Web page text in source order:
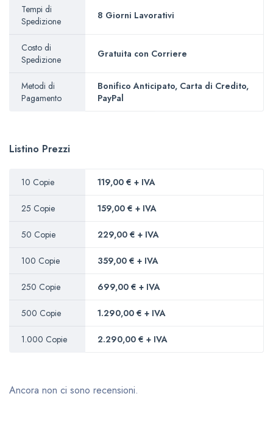
Tempi di
Spedizione
8 Giorni Lavorativi
Costo di
Spedizione
Gratuita con Corriere
Metodi di
Pagamento
Bonifico Anticipato, Carta di Credito,
PayPal
Listino Prezzi
10 Copie 119,00 € + IVA
25 Copie 159,00 € + IVA
50 Copie 229,00 € + IVA
100 Copie 359,00 € + IVA
250 Copie 699,00 € + IVA
500 Copie 1.290,00 € + IVA
1.000 Copie 2.290,00 € + IVA
Ancora non ci sono recensioni.